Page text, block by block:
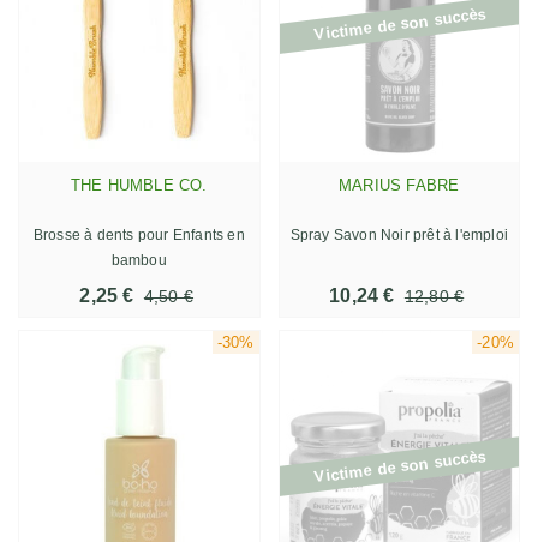
THE HUMBLE CO.
Brosse à dents pour Enfants en
bambou
2,25 € 4,50 €
Victime de son succès
MARIUS FABRE
Spray Savon Noir prêt à l'emploi
10,24 € 12,80 €
-30% -20%
Victime de son succès